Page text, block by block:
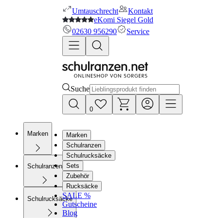
Umtauschrecht
Kontakt
eKomi Siegel Gold
02630 956290
Service
Suche
0
Marken
Schulranzen
Schulrucksäcke
Marken
Schulranzen
Schulrucksäcke
Sets
Zubehör
Rucksäcke
SALE %
Gutscheine
Blog